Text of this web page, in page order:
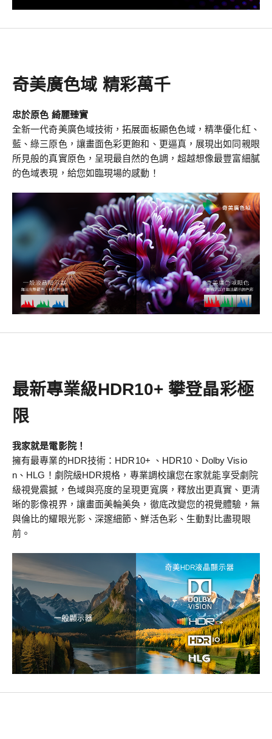
奇美廣色域 精彩萬千
忠於原色 綺麗臻實
全新一代奇美廣色域技術，拓展面板顯色色域，精準優化紅、
藍、綠三原色，讓畫面色彩更飽和、更逼真，展現出如同親眼
所見般的真實原色，呈現最自然的色調，超越想像最豐富細膩
的色域表現，給您如臨現場的感動！
最新專業級HDR10+ 攀登晶彩極
限
我家就是電影院！
擁有最專業的HDR技術：HDR10+ 、HDR10、Dolby Visio
n、HLG！劇院級HDR規格，專業調校讓您在家就能享受劇院
級視覺震撼，色域與亮度的呈現更寬廣，釋放出更真實、更清
晰的影像視界，讓畫面美輪美奐，徹底改變您的視覺體驗，無
與倫比的耀眼光影、深邃細節、鮮活色彩、生動對比盡現眼
前。